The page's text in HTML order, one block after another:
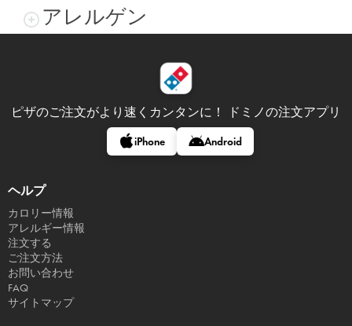
アレルゲン
ピザのご注文がより速くカンタンに！ ドミノの注文アプリ
iPhone Android
ヘルプ
カロリー情報
アレルギー情報
注文する
ご注文方法
お問い合わせ
FAQ
サイトマップ